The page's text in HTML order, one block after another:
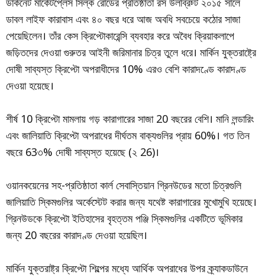
ডাবল লাইফ কারাবাস এবং ৪০ বছর ধরে আজ অবধি সবচেয়ে কঠোর সাজা
পেয়েছিলেন। তাঁর কেস ক্রিপ্টোকারেন্সি ব্যবহার করে অবৈধ ক্রিয়াকলাপে
জড়িতদের দেওয়া গুরুতর আইনী জরিমানার চিত্র তুলে ধরে। মার্কিন যুক্তরাষ্ট্রে
দোষী সাব্যস্ত ক্রিপ্টো অপরাধীদের 10% এরও বেশি কারাদণ্ডে কারাদণ্ড
দেওয়া হয়েছে।
শীর্ষ 10 ক্রিপ্টো মামলায় গড় কারাগারের সাজা 20 বছরের বেশি। মানি লন্ডারিং
এবং জালিয়াতি ক্রিপ্টো অপরাধের দীর্ঘতম বাক্যগুলির প্রায় 60%। গত তিন
বছরে 63৩% দোষী সাব্যস্ত হয়েছে (২ 26)।
ওয়ানকয়েনের সহ-প্রতিষ্ঠাতা কার্ল সেবাস্তিয়ান গ্রিনউডের মতো চিত্রগুলি
জালিয়াতি স্কিমগুলির অর্কেস্টেট করার জন্য যথেষ্ট কারাগারের মুখোমুখি হয়েছে।
গ্রিনউডকে ক্রিপ্টো ইতিহাসের বৃহত্তম পঞ্জি স্কিমগুলির একটিতে ভূমিকার
জন্য 20 বছরের কারাদণ্ড দেওয়া হয়েছিল।
মার্কিন যুক্তরাষ্ট্র ক্রিপ্টো শিল্পের মধ্যে আর্থিক অপরাধের উপর ক্র্যাকডাউনে